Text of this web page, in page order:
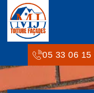
05 33 06 15